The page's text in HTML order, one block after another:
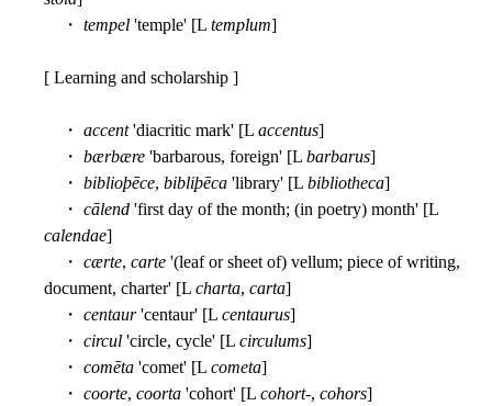
・ tempel 'temple' [L templum]
[ Learning and scholarship ]
・ accent'diacritic mark' [L accentus]
・ bærbære 'barbarous, foreign' [L barbarus]
・ biblioþēce, bibliþēca 'library' [L bibliotheca]
・ cālend 'first day of the month; (in poetry) month' [L
calendae]
・ cærte, carte '(leaf or sheet of) vellum; piece of writing,
document, charter' [L charta, carta]
・ centaur'centaur' [L centaurus]
・ circul 'circle, cycle' [L circulums]
・ comēta 'comet' [L cometa]
・ coorte, coorta 'cohort' [L cohort-, cohors]